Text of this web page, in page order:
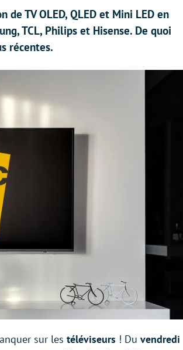
de TV OLED, QLED et Mini LED en
TCL, Philips et Hisense. De quoi
récentes.
sur les téléviseurs ! Du vendredi